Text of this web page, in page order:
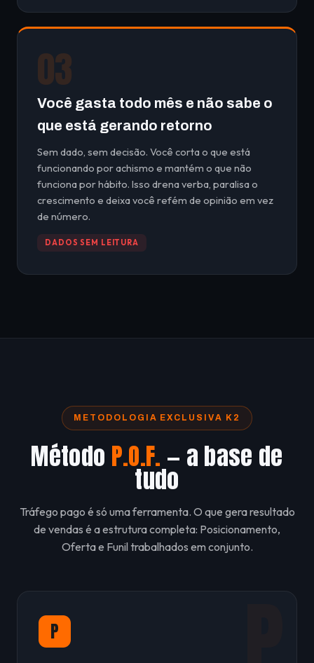
03
Você gasta todo mês e não sabe o
que está gerando retorno
Sem dado, sem decisão. Você corta o que está
funcionando por achismo e mantém o que não
funciona por hábito. Isso drena verba, paralisa o
crescimento e deixa você refém de opinião em vez
de número.
DADOS SEM LEITURA
METODOLOGIA EXCLUSIVA K2
Método P.O.F. — a base de
tudo
Tráfego pago é só uma ferramenta. O que gera resultado
de vendas é a estrutura completa: Posicionamento,
Oferta e Funil trabalhados em conjunto.
P